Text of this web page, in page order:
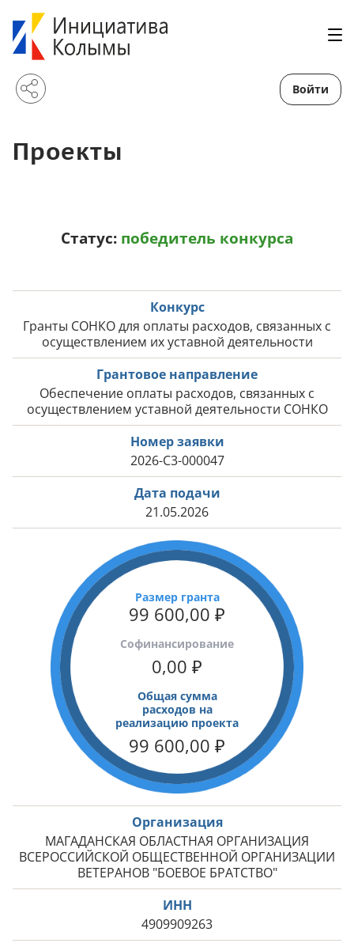
Войти
Проекты
Статус: победитель конкурса
Конкурс
Гранты СОНКО для оплаты расходов, связанных с
осуществлением их уставной деятельности
Грантовое направление
Обеспечение оплаты расходов, связанных с
осуществлением уставной деятельности СОНКО
Номер заявки
2026-С3-000047
Дата подачи
21.05.2026
Размер гранта
99 600,00 ₽
Cофинансирование
0,00 ₽
Общая сумма
расходов на
реализацию проекта
99 600,00 ₽
Организация
МАГАДАНСКАЯ ОБЛАСТНАЯ ОРГАНИЗАЦИЯ
ВСЕРОССИЙСКОЙ ОБЩЕСТВЕННОЙ ОРГАНИЗАЦИИ
ВЕТЕРАНОВ "БОЕВОЕ БРАТСТВО"
ИНН
4909909263